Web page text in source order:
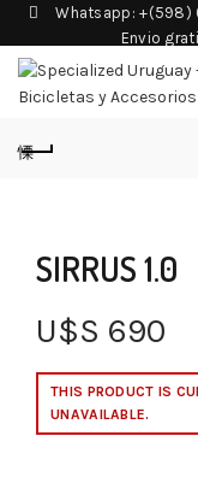
Whatsapp: +(598)
Envio
SIRRUS 1.0
U$S 690
THIS PRODUCT IS
UNAVAILABLE.